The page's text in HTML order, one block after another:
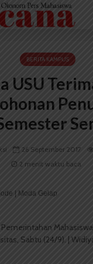
BERITA KAMPUS
USU
26 September 2017
2 menit waktu baca
| Moda Gelap
Sabtu (24/9). |